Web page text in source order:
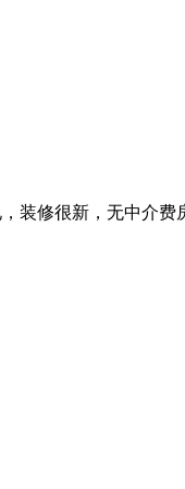
装修很新，无中介费